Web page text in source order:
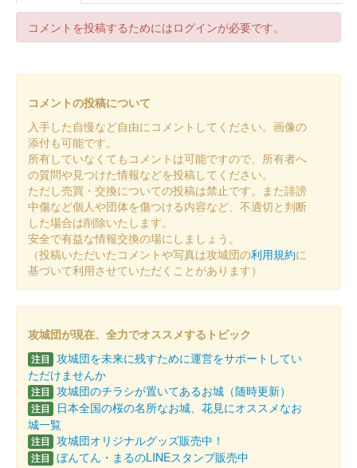
30枚限定
箕輪城 登城記念証
販売終了
15枚限定
箕輪城 登城記念証
代城主家紋
販売終了
箕輪城 登城記念証
販売終了
15枚限定
コメントを投稿するためにはログインが必要です。
コメントの投稿について
入手した自慢など自由にコメントしてください。画像の
添付も可能です。
所有していなくてもコメントは可能ですので、所有者へ
の質問や見つけた情報などを投稿してください。
ただし売買・交換についての投稿は禁止です。また誹謗
中傷など個人や団体を傷つける内容など、不適切と判断
した場合は削除いたします。
安全で有益な情報交換の場にしましょう。
（投稿いただいたコメントや写真は攻城団の利用規約に
基づいて利用させていただくことがあります）
攻城団が現在、全力でオススメするトピック
注目 攻城団を未来に残すために運営をサポートしてい
ただけませんか
注目 攻城団のチラシが置いてあるお城（随時更新）
注目
日本全国の桜の名所なお城、花見にオススメなお
城一覧
注目 攻城団オリジナルグッズ販売中！
注目 ぼんてん・まるのLINEスタンプ販売中